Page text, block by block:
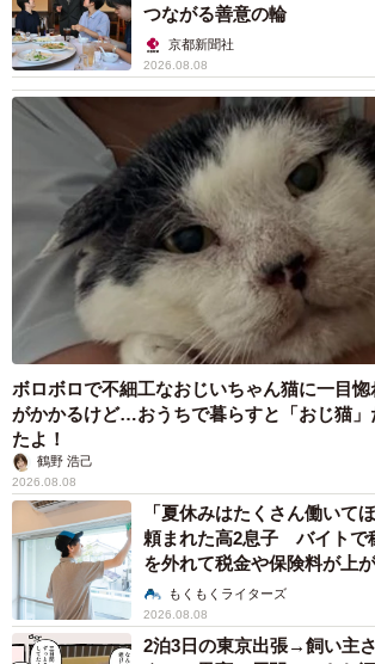
つながる善意の輪
京都新聞社
2026.08.08
ボロボロで不細工なおじいちゃん猫に一目
がかかるけど…おうちで暮らすと「おじ猫」
たよ！
鶴野 浩己
2026.08.08
「夏休みはたくさん働いて
頼まれた高2息子 バイトで
を外れて税金や保険料が上
説】もくもくライターズ
2026.08.08
2泊3日の東京出張→飼い主